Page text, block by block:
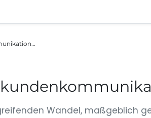
Wandel, maßgeblich